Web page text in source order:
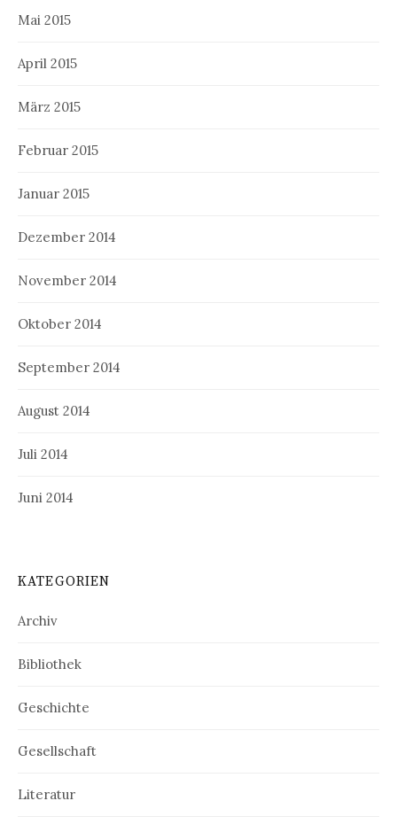
Mai 2015
April 2015
März 2015
Februar 2015
Januar 2015
Dezember 2014
November 2014
Oktober 2014
September 2014
August 2014
Juli 2014
Juni 2014
KATEGORIEN
Archiv
Bibliothek
Geschichte
Gesellschaft
Literatur